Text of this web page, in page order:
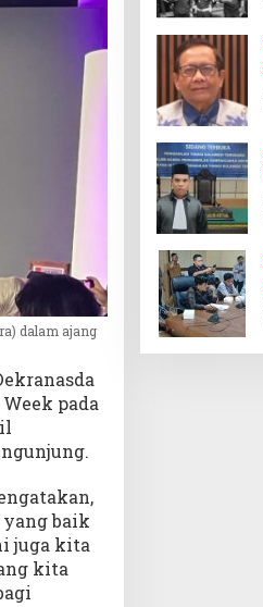
dalam ajang
pada
baik
juga kita
kita